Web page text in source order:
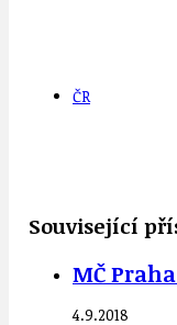
ČR
Související
MČ
4.9.2018